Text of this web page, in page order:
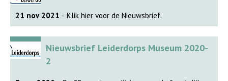
21 nov 2021 - Klik hier voor de Nieuwsbrief.
Nieuwsbrief Leiderdorps Museum 2020-
2